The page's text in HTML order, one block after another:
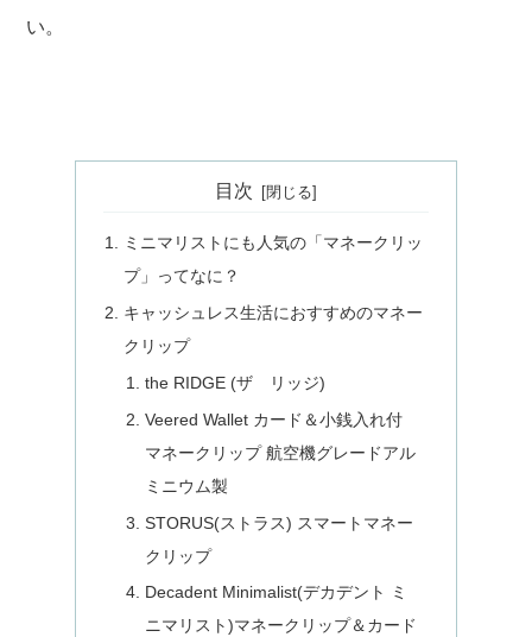
い。
目次
ミニマリストにも人気の「マネークリッ
プ」ってなに？
キャッシュレス生活におすすめのマネー
クリップ
the RIDGE (ザ リッジ)
Veered Wallet カード＆小銭入れ付
マネークリップ 航空機グレードアル
ミニウム製
STORUS(ストラス) スマートマネー
クリップ
Decadent Minimalist(デカデント ミ
ニマリスト)マネークリップ＆カード